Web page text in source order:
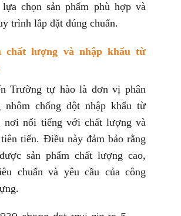
chọn sản phẩm phù hợp và
trình lắp đặt đúng chuẩn.
chất lượng và nhập khẩu từ
Trường tự hào là đơn vị phân
nhôm chống dột nhập khẩu từ
nơi nổi tiếng với chất lượng và
tiến. Điều này đảm bảo rằng
sản phẩm chất lượng cao,
chuẩn và yêu cầu của công